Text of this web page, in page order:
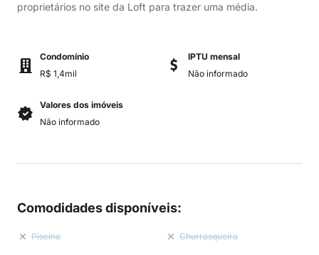
proprietários no site da Loft para trazer uma média.
Condomínio
R$ 1,4mil
IPTU mensal
Não informado
Valores dos imóveis
Não informado
Comodidades disponíveis:
Piscina Churrasqueira